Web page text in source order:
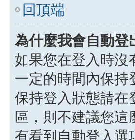
回頂端
為什麼我會自動登
如果您在登入時沒
一定的時間內保持
保持登入狀態請在
區，則不建議您這
有看到自動登入選